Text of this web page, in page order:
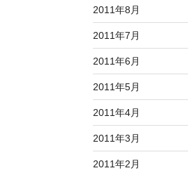
2011年8月
2011年7月
2011年6月
2011年5月
2011年4月
2011年3月
2011年2月